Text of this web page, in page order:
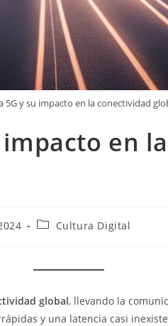
5G y su impacto en la conectividad
en
Categoría
Cultura Digital
global, llevando la
y una latencia casi